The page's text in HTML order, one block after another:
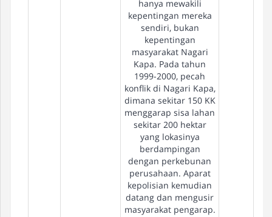
hanya mewakili
kepentingan mereka
sendiri, bukan
kepentingan
masyarakat Nagari
Kapa. Pada tahun
1999-2000, pecah
konflik di Nagari Kapa,
dimana sekitar 150 KK
menggarap sisa lahan
sekitar 200 hektar
yang lokasinya
berdampingan
dengan perkebunan
perusahaan. Aparat
kepolisian kemudian
datang dan mengusir
masyarakat pengarap.